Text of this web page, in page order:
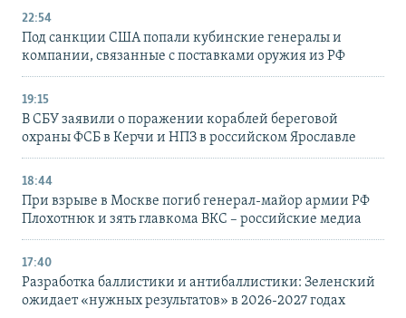
22:54
Под санкции США попали кубинские генералы и
компании, связанные с поставками оружия из РФ
19:15
В СБУ заявили о поражении кораблей береговой
охраны ФСБ в Керчи и НПЗ в российском Ярославле
18:44
При взрыве в Москве погиб генерал-майор армии РФ
Плохотнюк и зять главкома ВКС – российские медиа
17:40
Разработка баллистики и антибаллистики: Зеленский
ожидает «нужных результатов» в 2026-2027 годах